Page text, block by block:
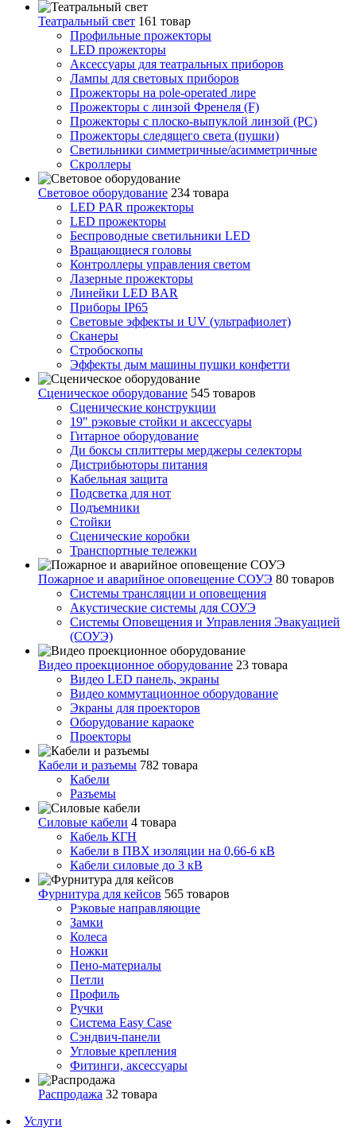
Театральный свет 161 товар
Профильные прожекторы
LED прожекторы
Аксессуары для театральных приборов
Лампы для световых приборов
Прожекторы на pole-operated лире
Прожекторы с линзой Френеля (F)
Прожекторы с плоско-выпуклой линзой (PC)
Прожекторы следящего света (пушки)
Светильники симметричные/асимметричные
Скроллеры
Световое оборудование 234 товара
LED PAR прожекторы
LED прожекторы
Беспроводные светильники LED
Вращающиеся головы
Контроллеры управления светом
Лазерные прожекторы
Линейки LED BAR
Приборы IP65
Световые эффекты и UV (ультрафиолет)
Сканеры
Стробоскопы
Эффекты дым машины пушки конфетти
Сценическое оборудование 545 товаров
Сценические конструкции
19" рэковые стойки и аксесcуары
Гитарное оборудование
Ди боксы сплиттеры мерджеры селекторы
Дистрибьюторы питания
Кабельная защита
Подсветка для нот
Подъемники
Стойки
Сценические коробки
Транспортные тележки
Пожарное и аварийное оповещение СОУЭ 80 товаров
Cистемы трансляции и оповещения
Акустические системы для СОУЭ
Системы Оповещения и Управления Эвакуацией
(СОУЭ)
Видео проекционное оборудование 23 товара
Видео LED панель, экраны
Видео коммутационное оборудование
Экраны для проекторов
Оборудование караоке
Проекторы
Кабели и разъемы 782 товара
Кабели
Разъемы
Силовые кабели 4 товара
Кабель КГН
Кабели в ПВХ изоляции на 0,66-6 кВ
Кабели силовые до 3 кВ
Фурнитура для кейсов 565 товаров
Рэковые направляющие
Замки
Колеса
Ножки
Пено-материалы
Петли
Профиль
Ручки
Система Easy Case
Сэндвич-панели
Угловые крепления
Фитинги, аксессуары
Распродажа 32 товара
Услуги